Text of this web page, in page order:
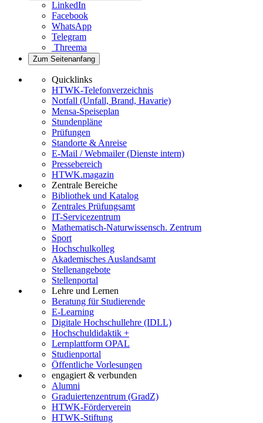
LinkedIn
Facebook
WhatsApp
Telegram
Threema
Zum Seitenanfang
Quicklinks
HTWK-Telefonverzeichnis
Notfall (Unfall, Brand, Havarie)
Mensa-Speiseplan
Stundenpläne
Prüfungen
Standorte & Anreise
E-Mail / Webmailer (Dienste intern)
Pressebereich
HTWK.magazin
Zentrale Bereiche
Bibliothek und Katalog
Zentrales Prüfungsamt
IT-Servicezentrum
Mathematisch-Naturwissensch. Zentrum
Sport
Hochschulkolleg
Akademisches Auslandsamt
Stellenangebote
Stellenportal
Lehre und Lernen
Beratung für Studierende
E-Learning
Digitale Hochschullehre (IDLL)
Hochschuldidaktik +
Lernplattform OPAL
Studienportal
Öffentliche Vorlesungen
engagiert & verbunden
Alumni
Graduiertenzentrum (GradZ)
HTWK-Förderverein
HTWK-Stiftung